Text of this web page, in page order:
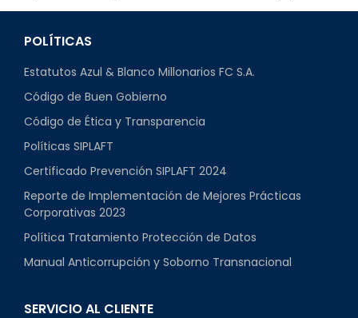
POLÍTICAS
Estatutos Azul & Blanco Millonarios FC S.A.
Código de Buen Gobierno
Código de Ética y Transparencia
Políticas SIPLAFT
Certificado Prevención SIPLAFT 2024
Reporte de Implementación de Mejores Prácticas
Corporativas 2023
Política Tratamiento Protección de Datos
Manual Anticorrupción y Soborno Transnacional
SERVICIO AL CLIENTE